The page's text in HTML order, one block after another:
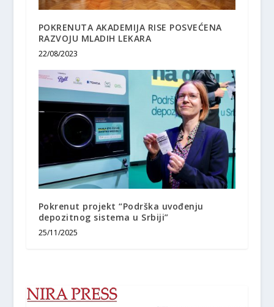
POKRENUTA AKADEMIJA RISE POSVEĆENA
RAZVOJU MLADIH LEKARA
22/08/2023
Pokrenut projekt “Podrška uvođenju
depozitnog sistema u Srbiji”
25/11/2025